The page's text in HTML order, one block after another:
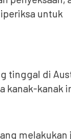
untuk
tinggal di
kanak-kanak
melakukan